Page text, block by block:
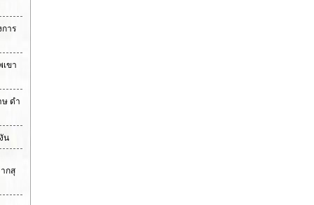
าร
เขา
ษ ดำ
น
กสุ